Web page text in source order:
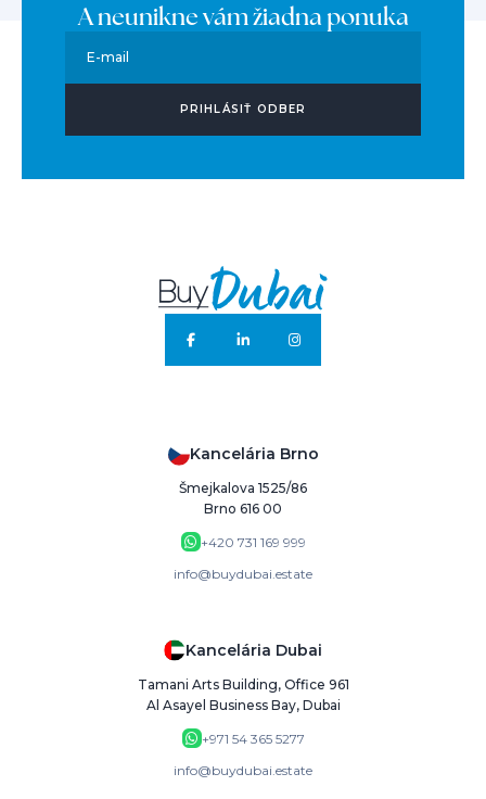
A neunikne vám žiadna ponuka
E-mail
PRIHLÁSIŤ ODBER
Kancelária Brno
Šmejkalova 1525/86
Brno 616 00
+420 731 169 999
info@buydubai.estate
Kancelária Dubai
Tamani Arts Building, Office 961
Al Asayel Business Bay, Dubai
+971 54 365 5277
info@buydubai.estate